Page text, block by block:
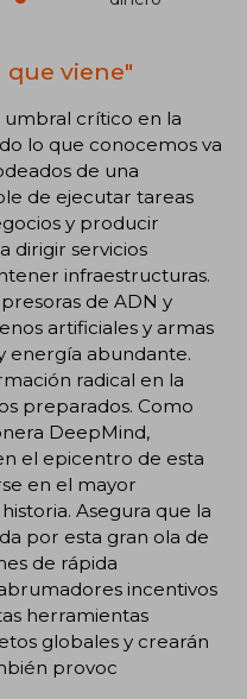
que viene"
crítico en la
lo que conocemos va
de una
de ejecutar tareas
y producir
dirigir servicios
infraestructuras.
de ADN y
artificiales y armas
energía abundante.
radical en la
preparados. Como
DeepMind,
el epicentro de esta
en el mayor
Asegura que la
por esta gran ola de
de rápida
incentivos
herramientas
globales y crearán
provoc